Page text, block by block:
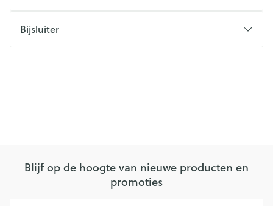
Bijsluiter
Blijf op de hoogte van nieuwe producten en
promoties